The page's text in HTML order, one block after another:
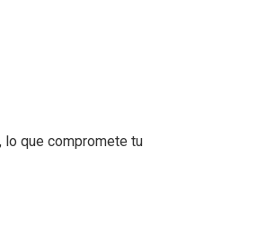
que compromete tu